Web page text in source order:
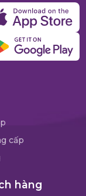
cấp
hàng